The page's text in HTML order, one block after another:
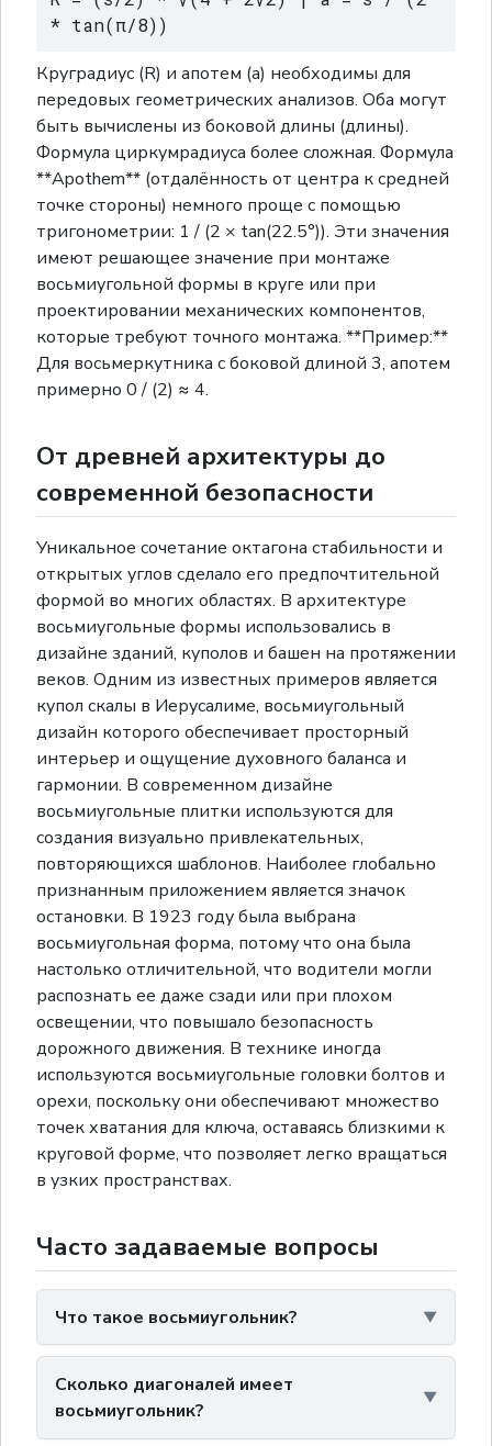
* tan(π/8))
Круградиус (R) и апотем (a) необходимы для
передовых геометрических анализов. Оба могут
быть вычислены из боковой длины (длины).
Формула циркумрадиуса более сложная. Формула
**Apothem** (отдалённость от центра к средней
точке стороны) немного проще с помощью
тригонометрии: 1 / (2 × tan(22.5°)). Эти значения
имеют решающее значение при монтаже
восьмиугольной формы в круге или при
проектировании механических компонентов,
которые требуют точного монтажа. **Пример:**
Для восьмеркутника с боковой длиной 3, апотем
примерно 0 / (2) ≈ 4.
От древней архитектуры до
современной безопасности
Уникальное сочетание октагона стабильности и
открытых углов сделало его предпочтительной
формой во многих областях. В архитектуре
восьмиугольные формы использовались в
дизайне зданий, куполов и башен на протяжении
веков. Одним из известных примеров является
купол скалы в Иерусалиме, восьмиугольный
дизайн которого обеспечивает просторный
интерьер и ощущение духовного баланса и
гармонии. В современном дизайне
восьмиугольные плитки используются для
создания визуально привлекательных,
повторяющихся шаблонов. Наиболее глобально
признанным приложением является значок
остановки. В 1923 году была выбрана
восьмиугольная форма, потому что она была
настолько отличительной, что водители могли
распознать ее даже сзади или при плохом
освещении, что повышало безопасность
дорожного движения. В технике иногда
используются восьмиугольные головки болтов и
орехи, поскольку они обеспечивают множество
точек хватания для ключа, оставаясь близкими к
круговой форме, что позволяет легко вращаться
в узких пространствах.
Часто задаваемые вопросы
Что такое восьмиугольник?
Сколько диагоналей имеет
восьмиугольник?